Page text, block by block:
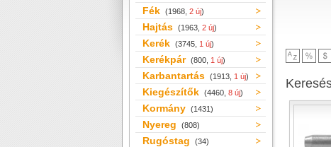
Fék (1968, 2 új)
Hajtás (1963, 2 új)
Kerék (3745, 1 új)
Kerékpár (800, 1 új)
Karbantartás (1913, 1 új)
Kiegészítők (4460, 8 új)
Kormány (1431)
Nyereg (808)
Rugóstag (34)